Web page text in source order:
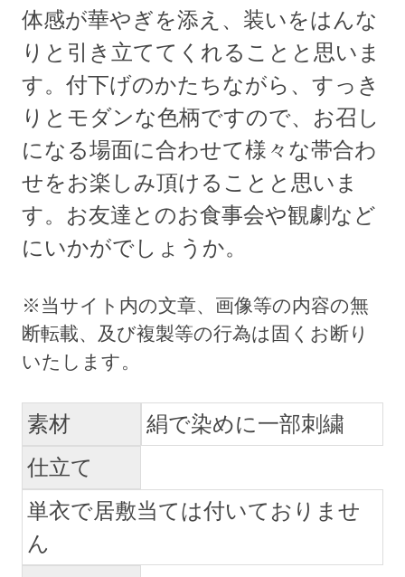
体感が華やぎを添え、装いをはんな
りと引き立ててくれることと思いま
す。付下げのかたちながら、すっき
りとモダンな色柄ですので、お召し
になる場面に合わせて様々な帯合わ
せをお楽しみ頂けることと思いま
す。お友達とのお食事会や観劇など
にいかがでしょうか。
素材
絹で染めに一部刺繍
仕立て
単衣で居敷当ては付いておりませ
ん